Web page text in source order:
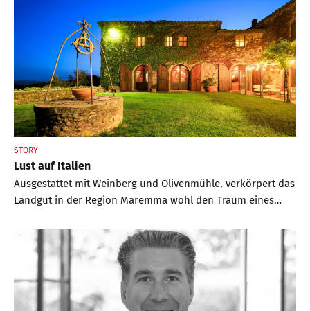
STORY
Lust auf Italien
Ausgestattet mit Weinberg und Olivenmühle, verkörpert das
Landgut in der Region Maremma wohl den Traum eines